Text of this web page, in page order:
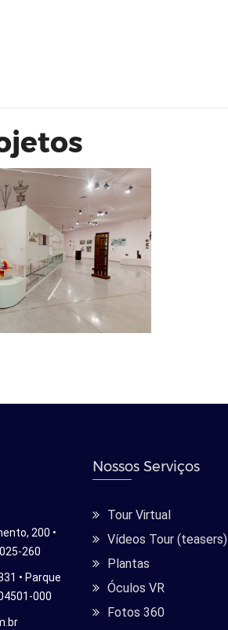
200 •
260
• Parque
000
Nossos Serviços
Tour Virtual
Vídeos Tour (teasers)
Plantas
Óculos VR
Fotos 360